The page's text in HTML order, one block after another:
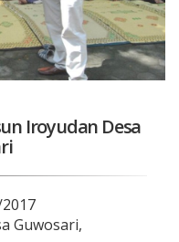
Iroyudan Desa
Guwosari,